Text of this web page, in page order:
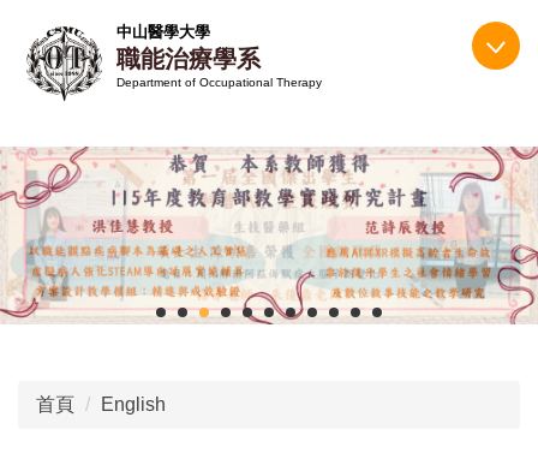
到
主
容
區
中山醫學大學
職能治療學系
Department of Occupational Therapy
首頁 English